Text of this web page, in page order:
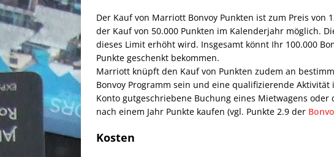
Der Kauf von Marriott Bonvoy Punkten ist zum Preis von
der Kauf von 50.000 Punkten im Kalenderjahr möglich.
dieses Limit erhöht wird. Insgesamt könnt Ihr 100.000
Punkte geschenkt bekommen.
Marriott knüpft den Kauf von Punkten zudem an
Bonvoy Programm sein und eine qualifizierende
Konto gutgeschriebene Buchung eines Mietwagens oder
nach einem Jahr Punkte kaufen (vgl. Punkte 2.9 der
Kosten